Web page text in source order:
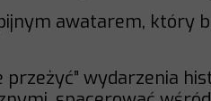
awatarem, który
przeżyć” wydarzenia